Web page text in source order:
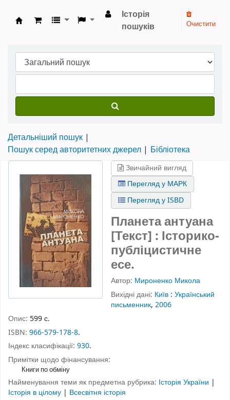
Бібліотека НТШ › Електронний каталог
Історія
пошуків
Очистити
Детальніший пошук
Пошук серед авторитетних джерел
Бібліотека
Звичайний вигляд
Перегляд у МАРК
Перегляд у ISBD
Планета антуана
[Текст] : Історико-
публіцистичне
есе.
Автор: Мироненко Микола
Вихідні дані: Київ : Український
письменник, 2006
Опис: 599 с.
ISBN: 966-579-178-8.
Індекс класифікації: 930.
Примітки щодо фінансування:
Книги по обміну
Найменування теми як предметна рубрика: Історія України |
Історія в цілому | Всесвітня історія